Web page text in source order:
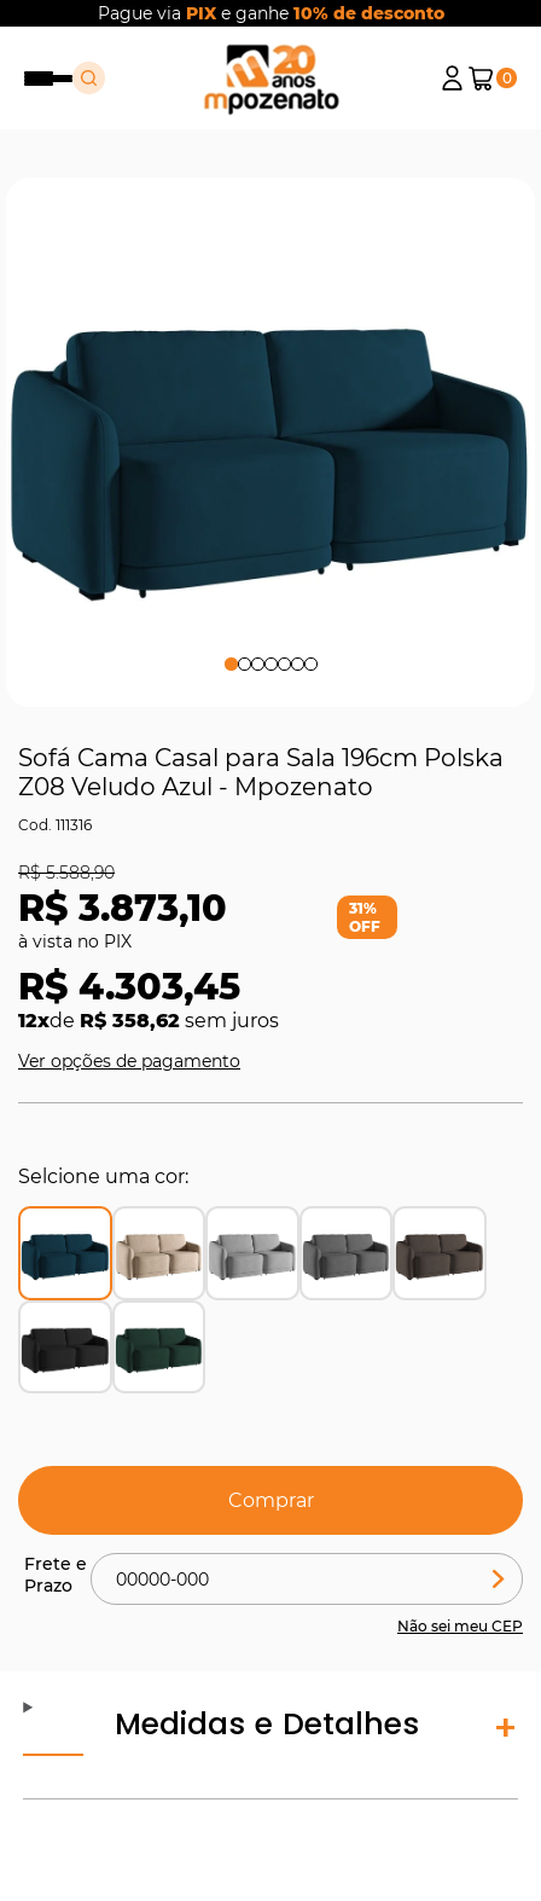
Pague via PIXe ganhe 10% de desconto
0
Sofá Cama Casal para Sala 196cm Polska
Z08 Veludo Azul - Mpozenato
111316
R$ 3.873,10
R$ 5.588,90
R$ 4.303,45
12xde R$ 358,62 sem juros
31%
OFF
Ver opções de pagamento
Selcione uma cor
Comprar
Não sei meu CEP
Medidas e Detalhes